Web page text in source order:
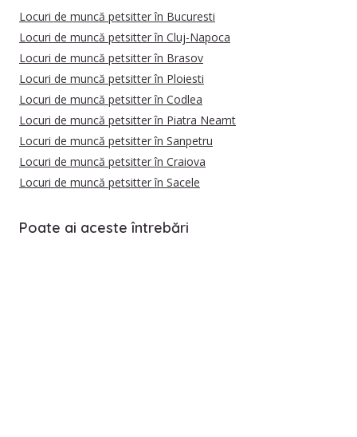
Locuri de muncă petsitter în Bucuresti
Locuri de muncă petsitter în Cluj-Napoca
Locuri de muncă petsitter în Brasov
Locuri de muncă petsitter în Ploiesti
Locuri de muncă petsitter în Codlea
Locuri de muncă petsitter în Piatra Neamt
Locuri de muncă petsitter în Sanpetru
Locuri de muncă petsitter în Craiova
Locuri de muncă petsitter în Sacele
Poate ai aceste întrebări